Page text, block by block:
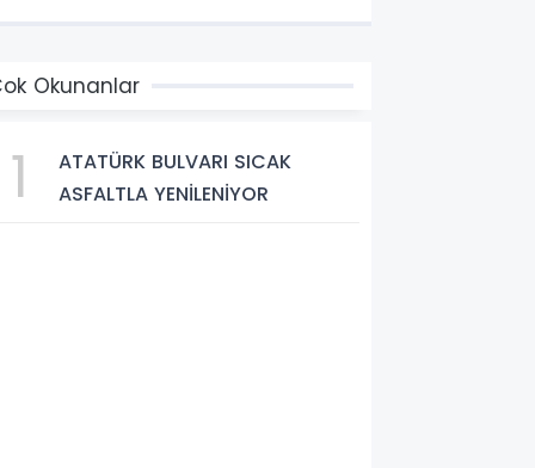
Okunanlar
1
ATATÜRK BULVARI SICAK
ASFALTLA YENİLENİYOR